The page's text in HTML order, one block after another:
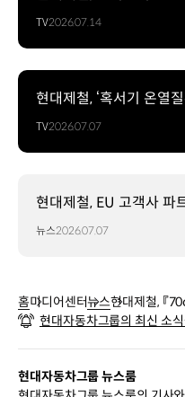
TV2026.07.14
현대제철, ‘혹서기 온열
TV2026.07.07
현대제철, EU 고객사 파
뉴스2026.07.07
홈미디어센터뉴스현대제철, 『
전달
현대자동차그룹의 최신 소
현대자동차그룹 뉴스룸